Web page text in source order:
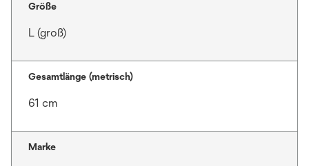
Größe
L (groß)
Gesamtlänge (metrisch)
61 cm
Marke